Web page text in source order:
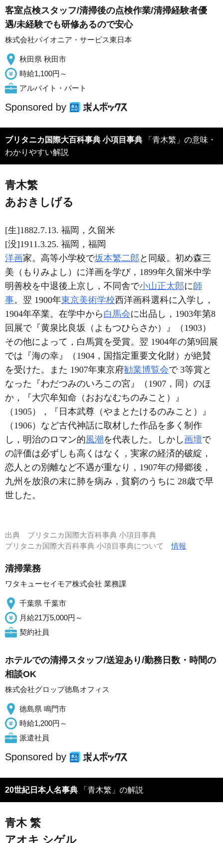
客室点検スタッフ/清掃後の点検作業/清掃経験者優
遇/未経験でも研修あるので安心
株式会社パイオニア・サービス東日本
秋田県 秋田市
時給1,100円～
アルバイト・パート
Sponsored by
ブリタニカ国際大百科事典 小項目事典 「青木繁」の意味・
わかりやすい解説
青木繁
あおきしげる
[生]1882.7.13. 福岡，久留米
[没]1911.3.25. 福岡，福岡
洋画家。高等小学校で坂本繁二郎 と同級。初め森三
美（もりみよし）に洋画を学び，1899年久留米中学
明善校を中退後上京し，不同舎で小山正太郎に師
事。翌 1900年東京美術学校西洋画科選科に入学し，
1904年卒業。在学中から 白馬会に出品し，1903年第8
回展で『黄泉比良坂（よもつひらさか）』（1903）
その他によって，白馬賞を受賞。翌 1904年の第9回展
では『海の幸』（1904，国指定重要文化財）が絶賛
を受けた。また 1907年東京府勧業博覧会で 3等賞と
なった『わだつみのいろこの宮』（1907，同）のほ
か，『大穴牟知命（おおなむちのみこと）』
（1905），『日本武尊（やまとたけるのみこと）』
（1906）など古代神話に取材した作品を多く制作
し，明治のロマン的風潮 を代表した。しかし 画壇で
の評価は必ずしも高くはなく，実家の経済的破綻，
恋人との別離など不遇が重なり，1907年の帰郷後，
九州を放浪の末に肺を病み，貧窮のうちに 28歳で早
世した。
出典 ブリタニカ国際大百科事典 小項目事典
ブリタニカ国際大百科事典 小項目事典について情報
清掃業務
ワタキューセイモア株式会社 業務課
千葉県 千葉市
月給21万5,000円～
契約社員
ホテルでの清掃スタッフ/送迎あり/勤務日数・時間の
相談OK
株式会社グロップ徳島オフィス
徳島県 鳴門市
時給1,200円～
派遣社員
Sponsored by
20世紀日本人名事典 「青木繁」の解説
青木 繁
アオキ シゲル